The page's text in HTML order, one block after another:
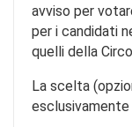
avviso per
per i candidati
quelli della
La scelta